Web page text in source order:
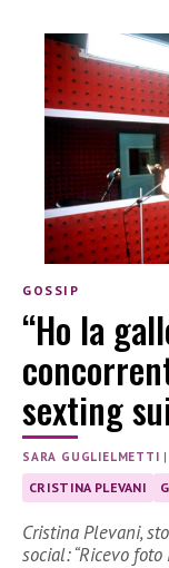
GOSSIP
“Ho la
sexting
SARA GUGLIELMETTI |
CRISTINA PLEVANI
Cristina Plevani,
social: “Ricevo